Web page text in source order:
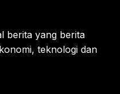
berita yang berita
teknologi dan